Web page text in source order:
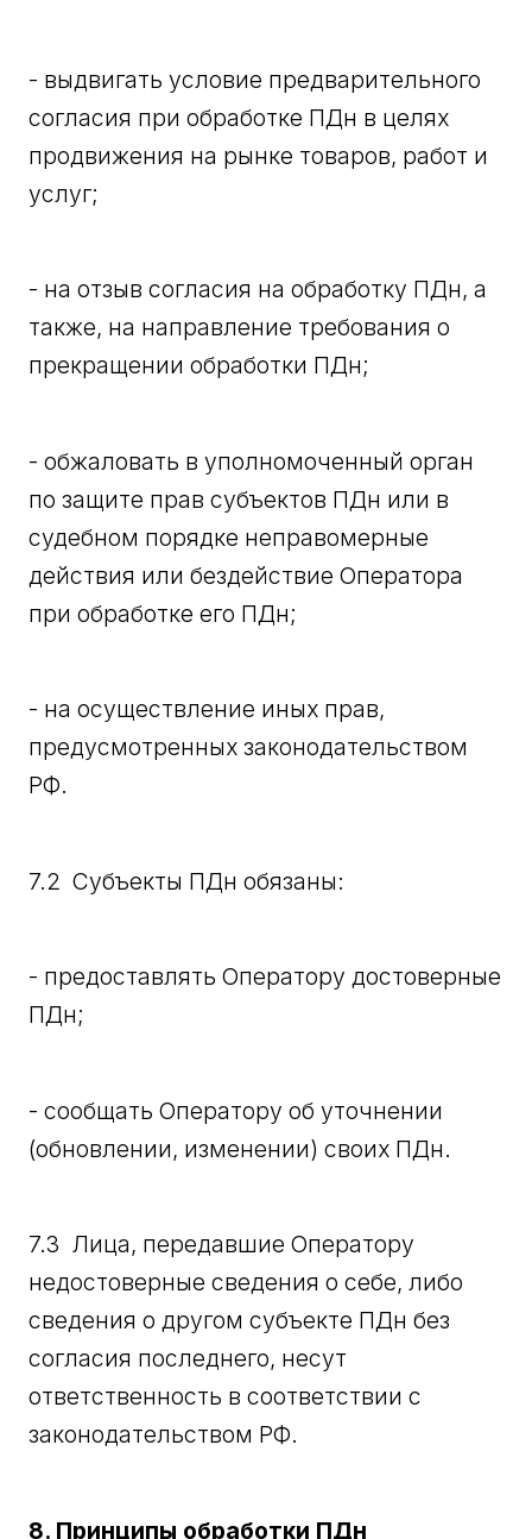
- выдвигать условие предварительного
согласия при обработке ПДн в целях
продвижения на рынке товаров, работ и
услуг;
- на отзыв согласия на обработку ПДн, а
также, на направление требования о
прекращении обработки ПДн;
- обжаловать в уполномоченный орган
по защите прав субъектов ПДн или в
судебном порядке неправомерные
действия или бездействие Оператора
при обработке его ПДн;
- на осуществление иных прав,
предусмотренных законодательством
РФ.
7.2 Субъекты ПДн обязаны:
- предоставлять Оператору достоверные
ПДн;
- сообщать Оператору об уточнении
(обновлении, изменении) своих ПДн.
7.3 Лица, передавшие Оператору
недостоверные сведения о себе, либо
сведения о другом субъекте ПДн без
согласия последнего, несут
ответственность в соответствии с
законодательством РФ.
8. Принципы обработки ПДн